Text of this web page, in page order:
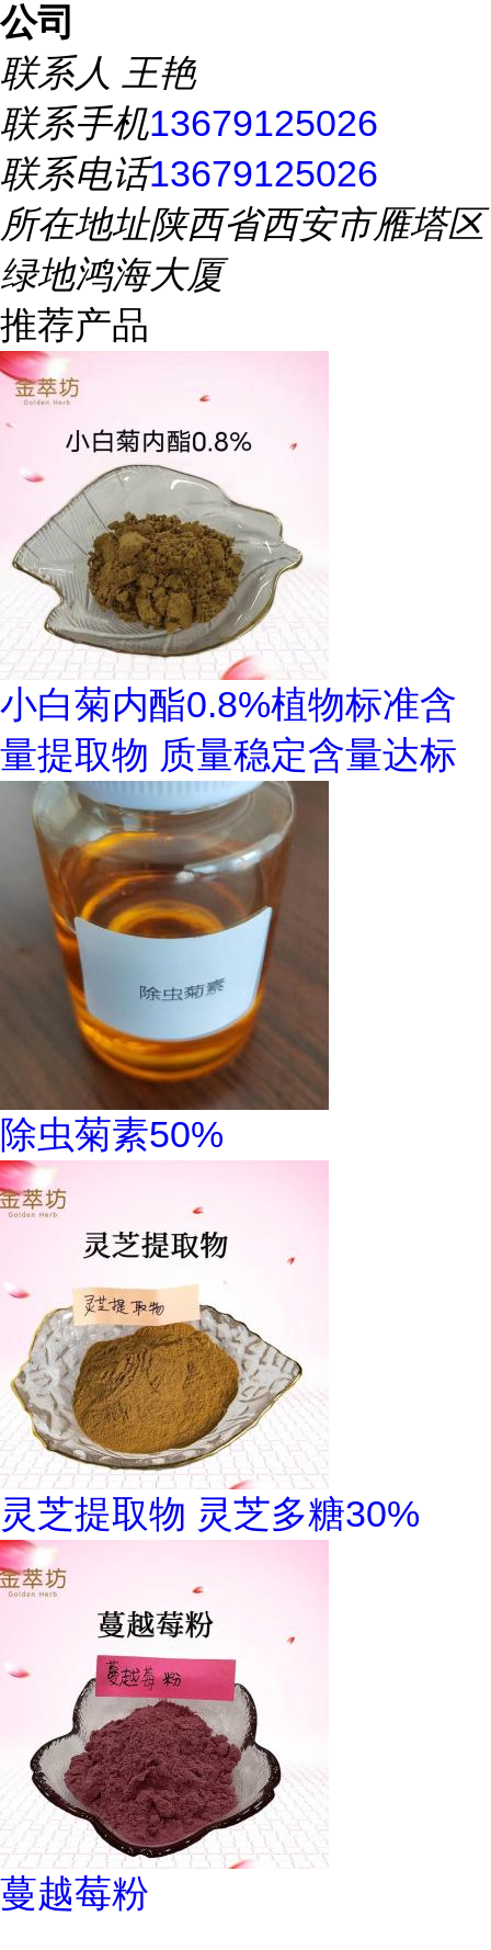
公司
联系人 王艳
联系手机13679125026
联系电话13679125026
所在地址陕西省西安市雁塔区
绿地鸿海大厦
推荐产品
小白菊内酯0.8%植物标准含
量提取物 质量稳定含量达标
除虫菊素50%
灵芝提取物 灵芝多糖30%
蔓越莓粉